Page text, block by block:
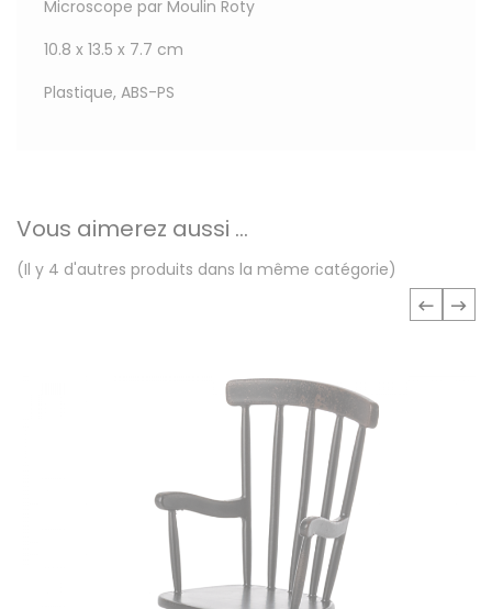
Microscope par Moulin Roty
10.8 x 13.5 x 7.7 cm
Plastique, ABS-PS
Vous aimerez aussi ...
(Il y 4 d'autres produits dans la même catégorie)